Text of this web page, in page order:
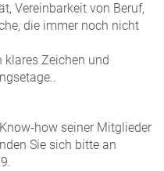
Vereinbarkeit von Beruf,
die immer noch nicht
Zeichen und
how seiner Mitglieder
Sie sich bitte an